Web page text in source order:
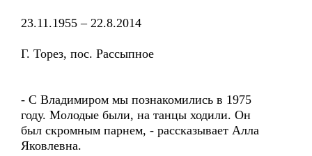
23.11.1955 – 22.8.2014
Г. Торез, пос. Рассыпное
- С Владимиром мы познакомились в 1975
году. Молодые были, на танцы ходили. Он
был скромным парнем, - рассказывает Алла
Яковлевна.